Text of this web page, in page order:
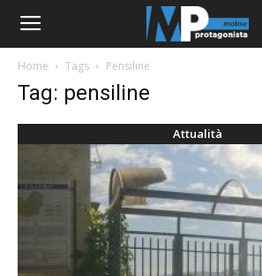
Home Tags Pensiline
Tag: pensiline
Attualità